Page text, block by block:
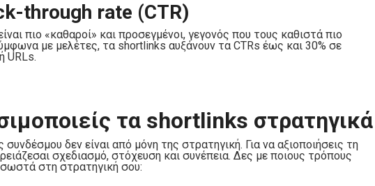
through rate (CTR)
πιο «καθαροί» και προσεγμένοι, γεγονός που τους καθιστά πιο
με μελέτες, τα shortlinks αυξάνουν τα CTRs έως και 30% σε
URLs.
τα shortlinks στρατηγικά
δεν είναι από μόνη της στρατηγική. Για να αξιοποιήσεις τη
σχεδιασμό, στόχευση και συνέπεια. Δες με ποιους τρόπους
στη στρατηγική σου: